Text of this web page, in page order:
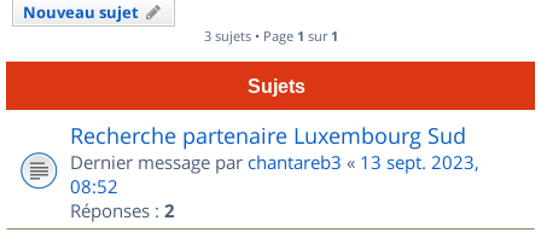
Nouveau sujet
3 sujets • Page 1 sur 1
Sujets
Recherche partenaire Luxembourg Sud
Dernier message par chantareb3 « 13 sept. 2023,
08:52
Réponses : 2